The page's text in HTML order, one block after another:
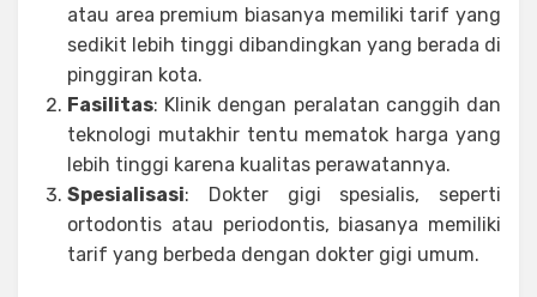
atau area premium biasanya memiliki tarif yang
sedikit lebih tinggi dibandingkan yang berada di
pinggiran kota.
Fasilitas: Klinik dengan peralatan canggih dan
teknologi mutakhir tentu mematok harga yang
lebih tinggi karena kualitas perawatannya.
Spesialisasi: Dokter gigi spesialis, seperti
ortodontis atau periodontis, biasanya memiliki
tarif yang berbeda dengan dokter gigi umum.